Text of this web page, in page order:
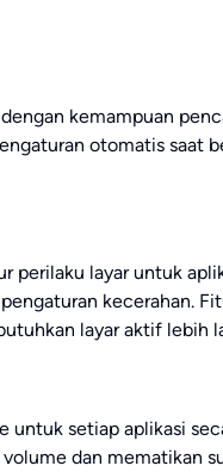
kemampuan
otomatis saat
perilaku layar untuk
kecerahan.
layar aktif lebih
untuk setiap aplikasi
dan mematikan